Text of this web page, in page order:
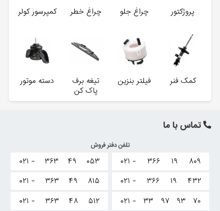
پروژکتور چراغ جلو چراغ خطر کمپرسور کولر
کمک فنر فیلتر بنزین
تیغه برف
پاک کن
دسته موتور
تماس با ما
تلفن دفتر فروش
۰۲۱ - ۳۶۶ ۱۹
۸۰۹
۰۲۱ -
۳۶۶ ۱۹
۴۳۲
۰۲۱ -
۳۳ ۹۷ ۹۳
۷۰
۰۲۱ - ۳۶۳ ۴۹
۰۵۳
۰۲۱ -
۳۶۳ ۴۹
۸۱۵
۰۲۱ -
۳۶۳ ۴۸
۵۱۲